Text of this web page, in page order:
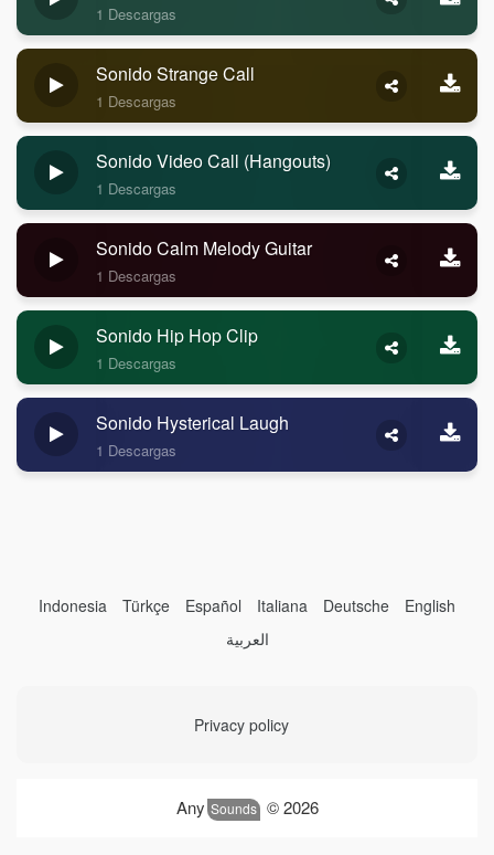
1 Descargas
Sonido Strange Call
1 Descargas
Sonido Video Call (Hangouts)
1 Descargas
Sonido Calm Melody Guitar
1 Descargas
Sonido Hip Hop Clip
1 Descargas
Sonido Hysterical Laugh
1 Descargas
Indonesia Türkçe Español Italiana Deutsche
English
العربية
Privacy policy
Any Sounds © 2026